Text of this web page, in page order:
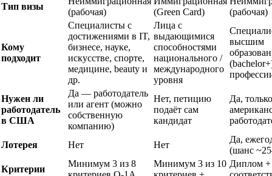
Тип визы
(рабочая)
(Green Card)
(рабочая)
Кому
подходит
Специалисты с
достижениями в IT,
бизнесе, науке,
искусстве, спорте,
медицине, beauty и
др.
Лица с
выдающимися
способностями
национального /
международного
уровня
высшим
Нужен ли
работодатель
в США
Да — работодатель
или агент (можно
собственную
компанию)
Нет, петицию
подаёт сам
кандидат
Да,
Лотерея Нет Нет
Да,
(шанс
Критерии
Минимум 3 из 8
Минимум 3 из 10 Диплом +